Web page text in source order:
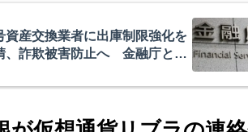
資産交換業者に出庫制限強化を
、詐欺被害防止へ 金融庁と警